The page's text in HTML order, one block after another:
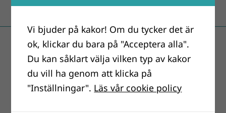
Vi bjuder på kakor! Om du tycker det är
ok, klickar du bara på "Acceptera alla".
Du kan såklart välja vilken typ av kakor
du vill ha genom att klicka på
"Inställningar". Läs vår cookie policy